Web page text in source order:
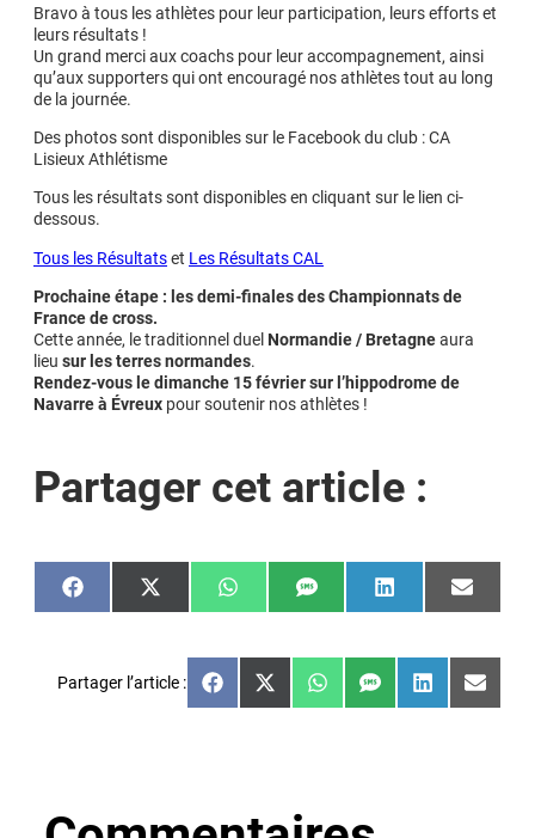
Bravo à tous les athlètes pour leur participation, leurs efforts et
leurs résultats !
Un grand merci aux coachs pour leur accompagnement, ainsi
qu’aux supporters qui ont encouragé nos athlètes tout au long
de la journée.
Des photos sont disponibles sur le Facebook du club : CA
Lisieux Athlétisme
Tous les résultats sont disponibles en cliquant sur le lien ci-
dessous.
Tous les Résultatset Les Résultats CAL
Prochaine étape : les demi-finales des Championnats de
France de cross.
Cette année, le traditionnel duel Normandie / Bretagneaura
lieu sur les terres normandes.
Rendez-vous le dimanche 15 février sur l’hippodrome de
Navarre à Évreux pour soutenir nos athlètes !
Partager cet article :
Share
on
Share
on
Share
on
Share
on
Share
on
Share
on
Partager l’article :
Share
on
Share
on
Share
on
Share
on
Share
on
Share
on